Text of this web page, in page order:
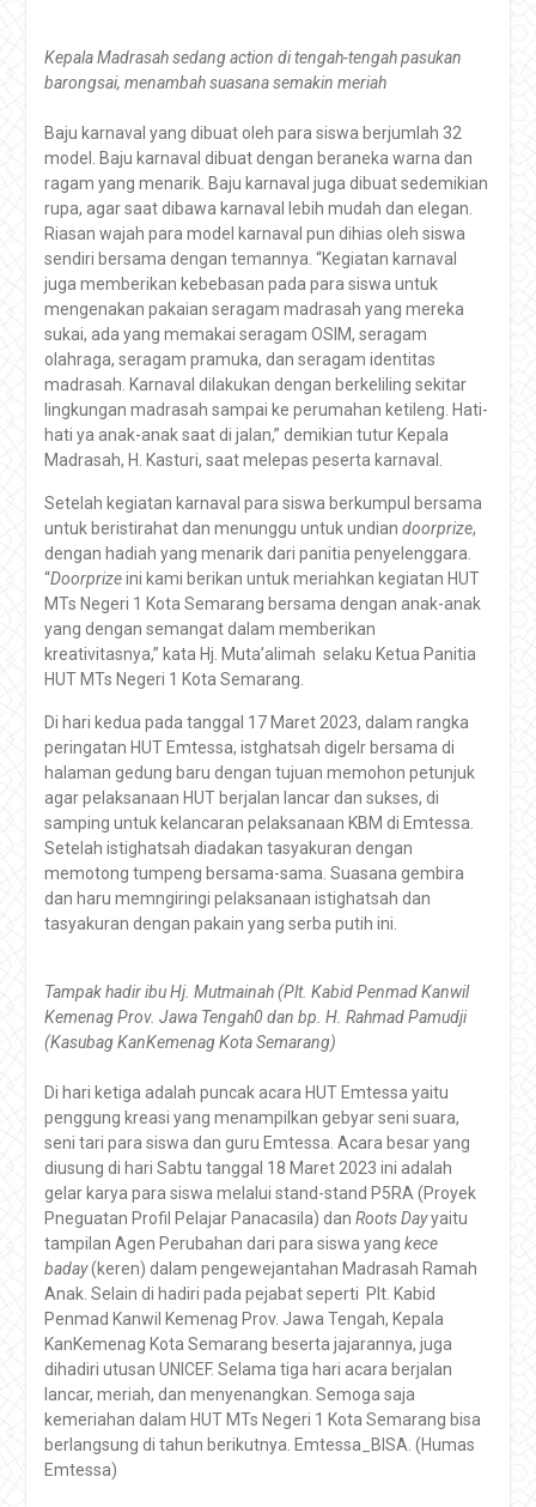
Kepala Madrasah sedang action di tengah-tengah pasukan
barongsai, menambah suasana semakin meriah
Baju karnaval yang dibuat oleh para siswa berjumlah 32
model. Baju karnaval dibuat dengan beraneka warna dan
ragam yang menarik. Baju karnaval juga dibuat sedemikian
rupa, agar saat dibawa karnaval lebih mudah dan elegan.
Riasan wajah para model karnaval pun dihias oleh siswa
sendiri bersama dengan temannya. “Kegiatan karnaval
juga memberikan kebebasan pada para siswa untuk
mengenakan pakaian seragam madrasah yang mereka
sukai, ada yang memakai seragam OSIM, seragam
olahraga, seragam pramuka, dan seragam identitas
madrasah. Karnaval dilakukan dengan berkeliling sekitar
lingkungan madrasah sampai ke perumahan ketileng. Hati-
hati ya anak-anak saat di jalan,” demikian tutur Kepala
Madrasah, H. Kasturi, saat melepas peserta karnaval.
Setelah kegiatan karnaval para siswa berkumpul bersama
untuk beristirahat dan menunggu untuk undian doorprize,
dengan hadiah yang menarik dari panitia penyelenggara.
“Doorprizeini kami berikan untuk meriahkan kegiatan HUT
MTs Negeri 1 Kota Semarang bersama dengan anak-anak
yang dengan semangat dalam memberikan
kreativitasnya,” kata Hj. Muta’alimah selaku Ketua Panitia
HUT MTs Negeri 1 Kota Semarang.
Di hari kedua pada tanggal 17 Maret 2023, dalam rangka
peringatan HUT Emtessa, istghatsah digelr bersama di
halaman gedung baru dengan tujuan memohon petunjuk
agar pelaksanaan HUT berjalan lancar dan sukses, di
samping untuk kelancaran pelaksanaan KBM di Emtessa.
Setelah istighatsah diadakan tasyakuran dengan
memotong tumpeng bersama-sama. Suasana gembira
dan haru memngiringi pelaksanaan istighatsah dan
tasyakuran dengan pakain yang serba putih ini.
Tampak hadir ibu Hj. Mutmainah (Plt. Kabid Penmad Kanwil
Kemenag Prov. Jawa Tengah0 dan bp. H. Rahmad Pamudji
(Kasubag KanKemenag Kota Semarang)
Di hari ketiga adalah puncak acara HUT Emtessa yaitu
penggung kreasi yang menampilkan gebyar seni suara,
seni tari para siswa dan guru Emtessa. Acara besar yang
diusung di hari Sabtu tanggal 18 Maret 2023 ini adalah
gelar karya para siswa melalui stand-stand P5RA (Proyek
Pneguatan Profil Pelajar Panacasila) dan Roots Dayyaitu
tampilan Agen Perubahan dari para siswa yang kece
baday(keren) dalam pengewejantahan Madrasah Ramah
Anak. Selain di hadiri pada pejabat seperti Plt. Kabid
Penmad Kanwil Kemenag Prov. Jawa Tengah, Kepala
KanKemenag Kota Semarang beserta jajarannya, juga
dihadiri utusan UNICEF. Selama tiga hari acara berjalan
lancar, meriah, dan menyenangkan. Semoga saja
kemeriahan dalam HUT MTs Negeri 1 Kota Semarang bisa
berlangsung di tahun berikutnya. Emtessa_BISA. (Humas
Emtessa)